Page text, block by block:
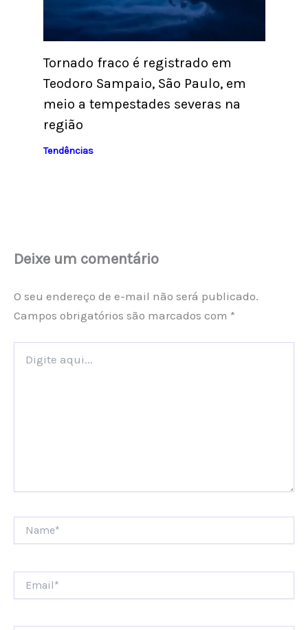
Tornado fraco é registrado em
Teodoro Sampaio, São Paulo, em
meio a tempestades severas na
região
Tendências
Deixe um comentário
O seu endereço de e-mail não será publicado.
Campos obrigatórios são marcados com *
aqui...